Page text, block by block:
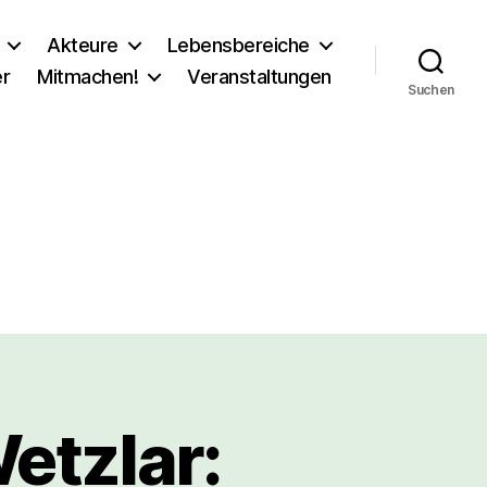
Akteure
Lebensbereiche
Mitmachen! Veranstaltungen
Suchen